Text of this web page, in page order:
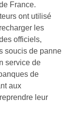
France.
ont utilisé
les
officiels,
soucis de panne
service de
de
aux
leur